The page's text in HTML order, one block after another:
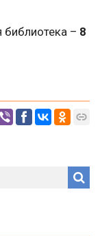
библиотека – 8